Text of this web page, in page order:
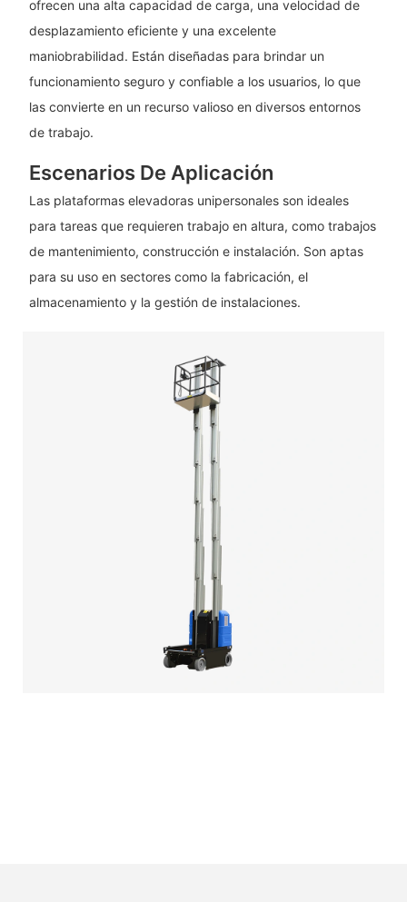
ofrecen una alta capacidad de carga, una velocidad de
desplazamiento eficiente y una excelente
maniobrabilidad. Están diseñadas para brindar un
funcionamiento seguro y confiable a los usuarios, lo que
las convierte en un recurso valioso en diversos entornos
de trabajo.
Escenarios De Aplicación
Las plataformas elevadoras unipersonales son ideales
para tareas que requieren trabajo en altura, como trabajos
de mantenimiento, construcción e instalación. Son aptas
para su uso en sectores como la fabricación, el
almacenamiento y la gestión de instalaciones.